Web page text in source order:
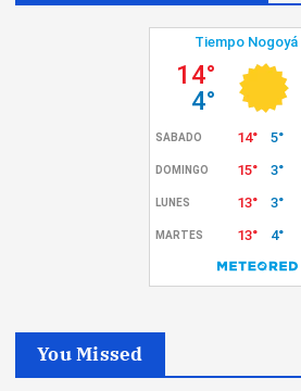
You Missed